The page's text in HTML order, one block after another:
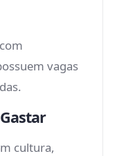
vagas
cultura,